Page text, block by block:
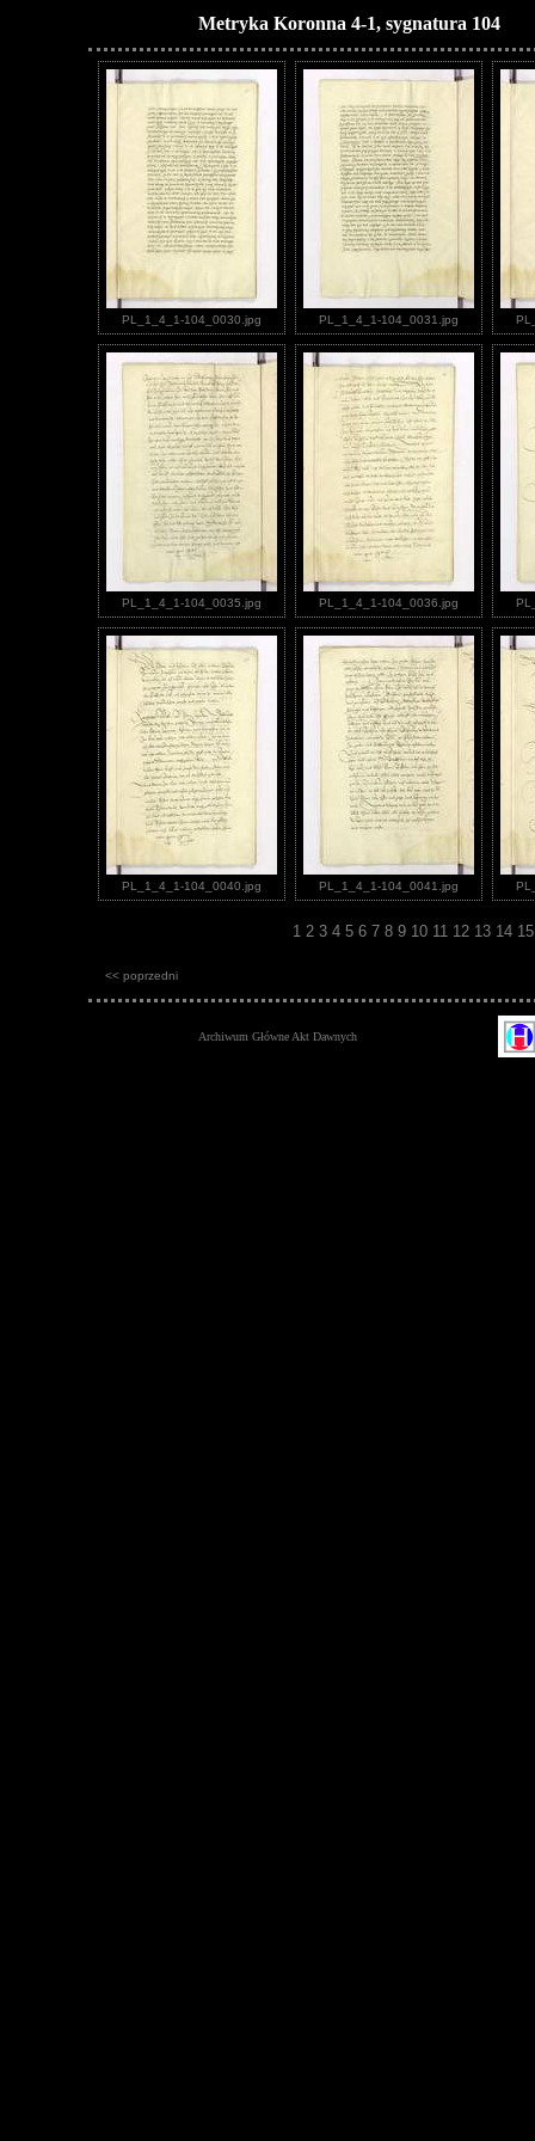
Metryka Koronna 4-1, sygnatura 104
PL_1_4_1-104_0030.jpg PL_1_4_1-104_0031.jpg
PL_1_4_1-104_0035.jpg PL_1_4_1-104_0036.jpg
PL_1_4_1-104_0040.jpg PL_1_4_1-104_0041.jpg
1 2 3 4 5 6 7 8 9 10 11 12 13 14
<< poprzedni
Archiwum Główne Akt Dawnych